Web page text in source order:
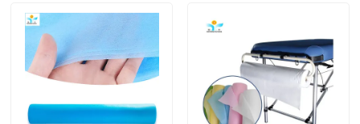
بذلات واقية يمكن التخلص منها
معطف واقي يمكن التخلص منه